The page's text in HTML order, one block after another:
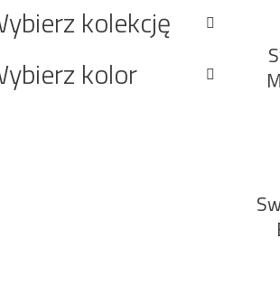
kolekcję
kolor